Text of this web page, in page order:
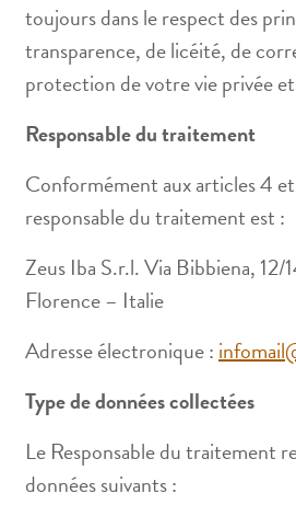
toujours dans le respect des
transparence, de licéité, de
protection de votre vie privée
Responsable du traitement
Conformément aux articles 4
responsable du traitement est :
Zeus Iba S.r.l. Via Bibbiena,
Florence – Italie
Adresse électronique :
Type de données collectées
Le Responsable du traitement
données suivants :